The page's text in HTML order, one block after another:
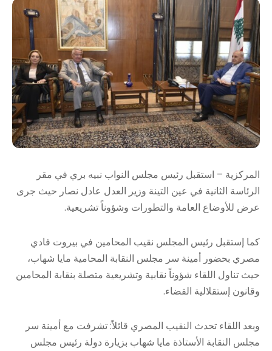
المركزية – استقبل رئيس مجلس النواب نبيه بري في مقر
الرئاسة الثانية في عين التينة وزير العدل عادل نصار حيث جرى
عرض للأوضاع العامة والتطورات وشؤوناً تشريعية.
كما إستقبل رئيس المجلس نقيب المحامين في بيروت فادي
مصري بحضور أمينة سر مجلس النقابة المحامية مايا شهاب،
حيث تناول اللقاء شؤوناً نقابية وتشريعية متصلة بنقابة المحامين
وقانون إستقلالية القضاء.
وبعد اللقاء تحدث النقيب المصري قائلاً: تشرفت مع أمينة سر
مجلس النقابة الأستاذة مايا شهاب بزيارة دولة رئيس مجلس